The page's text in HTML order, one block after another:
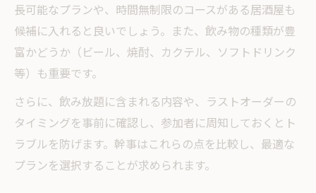
長可能なプランや、時間無制限のコースがある居酒屋も
候補に入れると良いでしょう。また、飲み物の種類が豊
富かどうか（ビール、焼酎、カクテル、ソフトドリンク
等）も重要です。
さらに、飲み放題に含まれる内容や、ラストオーダーの
タイミングを事前に確認し、参加者に周知しておくとト
ラブルを防げます。幹事はこれらの点を比較し、最適な
プランを選択することが求められます。